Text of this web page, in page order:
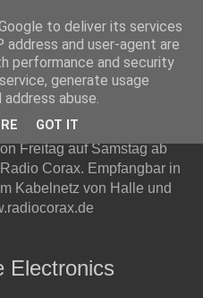
Radio Corax
auf Radio Corax. Im
Neben Infos und
Live-Sendung ein Gast DJ
Freitag auf Samstag ab
Corax. Empfangbar in
Kabelnetz von Halle und
Electronics
to deliver its services
address and user-agent are
performance and security
generate usage
abuse.
GOT IT